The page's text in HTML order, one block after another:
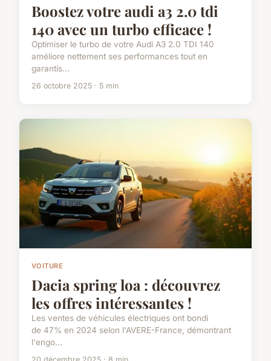
Boostez votre audi a3 2.0 tdi
140 avec un turbo efficace !
Optimiser le turbo de votre Audi A3 2.0 TDI 140
améliore nettement ses performances tout en
garantis...
26 octobre 2025 · 5 min
VOITURE
Dacia spring loa : découvrez
les offres intéressantes !
Les ventes de véhicules électriques ont bondi
de 47% en 2024 selon l'AVERE-France, démontrant
l'engo...